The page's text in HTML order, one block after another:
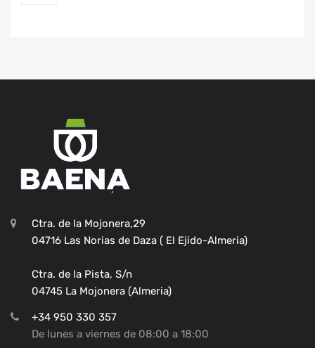
Ctra. de la Mojonera,29
04716 Las Norias de Daza ( El Ejido-Almeria)
Ctra. de la Pista, S/n
04745 La Mojonera (Almeria)
+34 950 330 357
De lunes a viernes de 08:00 a 18:00